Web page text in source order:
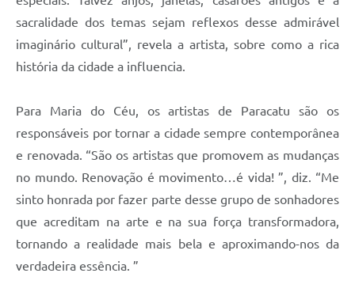
sacralidade dos temas sejam reflexos desse admirável
imaginário cultural”, revela a artista, sobre como a rica
história da cidade a influencia.
Para Maria do Céu, os artistas de Paracatu são os
responsáveis por tornar a cidade sempre contemporânea
e renovada. “São os artistas que promovem as mudanças
no mundo. Renovação é movimento…é vida! ”, diz. “Me
sinto honrada por fazer parte desse grupo de sonhadores
que acreditam na arte e na sua força transformadora,
tornando a realidade mais bela e aproximando-nos da
verdadeira essência. ”